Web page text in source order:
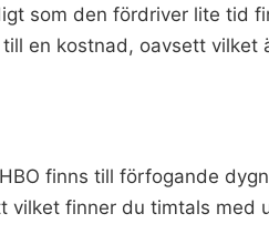
som den fördriver lite tid
en kostnad, oavsett
finns till förfogande
finner du timtals